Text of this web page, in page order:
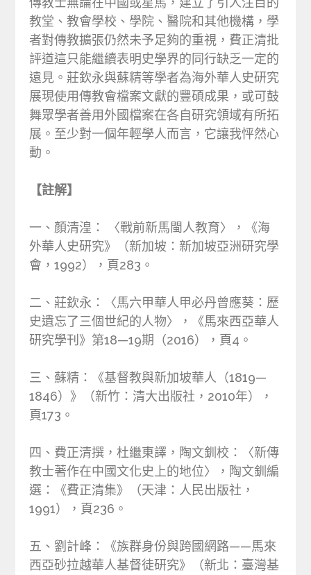
教堂、教會學校、學院、醫院和其他機構，學
者對傳教擴張仍然未予足夠的重視，費正清批
評道這只能繼續表明史學界的同行缺乏一定的
遠見。莊欽永與蘇精等學者為海外華人史研究
展現使用傳教會檔案文獻的豐碩成果，或可鼓
舞眾學者善用外國檔案在各自研究領域有所拓
展。至少對一個年輕學人而言，它讓我怦然心
動。
【註解】
一、顏清湟： 〈戰前新馬閩人教育〉，《海
外華人史研究》（新加坡：新加坡亞洲研究學
會，1992），頁283。
二、莊欽永：〈馬六甲華人甲必丹曾應葵：歷
史遺忘了三個世紀的人物〉，《馬來西亞華人
研究學刊》第18—19期（2016），頁4。
三、蘇精：《基督教與新加坡華人（1819—
1846）》（新竹：清大出版社，2010年），
頁173。
四、費正清撰，杜繼東譯，陶文釧校：〈新傳
教士著作在中國文化史上的地位〉，陶文釧編
選：《費正清集》（天津：人民出版社，
1991），頁236。
五、劉計峰：《族群身份與跨國網路——馬來
西亞砂拉越華人基督徒研究》（新北：臺灣基